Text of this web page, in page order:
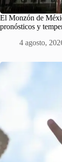
El Monzón de
pronósticos y
4 agosto,